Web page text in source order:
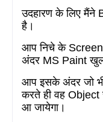
उदहारण के लिए मैंने
है।
आप निचे के
अंदर MS Paint
आप इसके अंदर जो
करते ही वह Object
आ जायेगा।